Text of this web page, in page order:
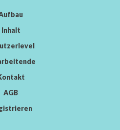
Inhalt
AGB